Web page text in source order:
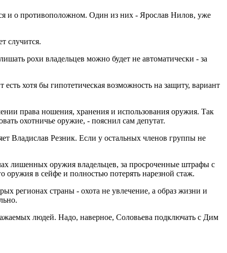
и о противоположном. Один из них - Ярослав Нилов, уже
случится.
рохи владельцев можно будет не автоматически - за
хотя бы гипотетическая возможность на защиту, вариант
права ношения, хранения и использования оружия. Так
охотничье оружие, - пояснил сам депутат.
Владислав Резник. Если у остальных членов группы не
лишенных оружия владельцев, за просроченные штрафы с
в сейфе и полностью потерять нарезной стаж.
регионах страны - охота не увлечение, а образ жизни и
людей. Надо, наверное, Соловьева подключать с Дим